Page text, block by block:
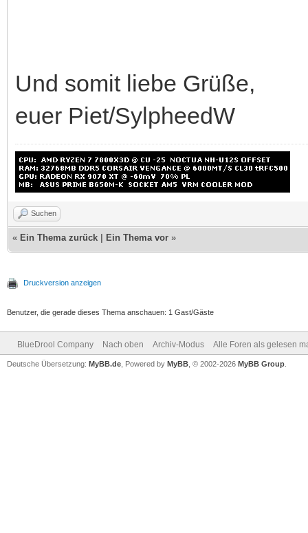
Und somit liebe Grüße,
euer Piet/SylpheedW
Suchen
« Ein Thema zurück Ein Thema vor »
Druckversion anzeigen
Benutzer, die gerade dieses Thema anschauen: 1 Gast/Gäste
BlueDrool Company Nach oben Archiv-Modus Alle Foren als gelesen
Deutsche Übersetzung: MyBB.de , Powered by MyBB , © 2002-2026 MyBB Group